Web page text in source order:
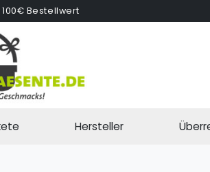
Bestellwert
Hersteller